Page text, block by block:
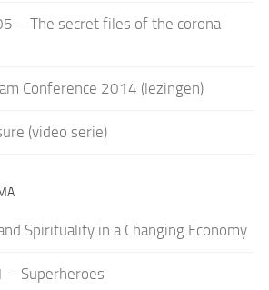
– The secret files of the corona
Conference 2014 (lezingen)
(video serie)
Spirituality in a Changing Economy
– Superheroes